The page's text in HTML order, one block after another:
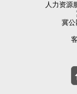
人力资源
冀